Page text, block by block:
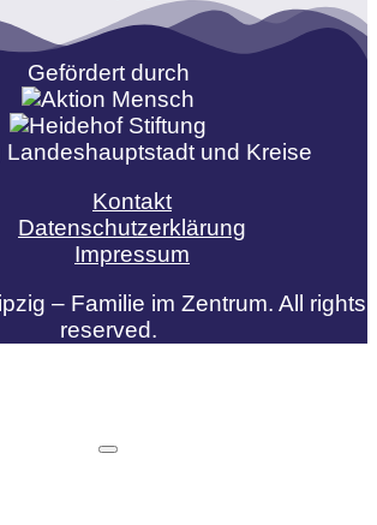
Gefördert durch
Kontakt
Datenschutzerklärung
Impressum
– Familie im Zentrum. All rights
reserved.